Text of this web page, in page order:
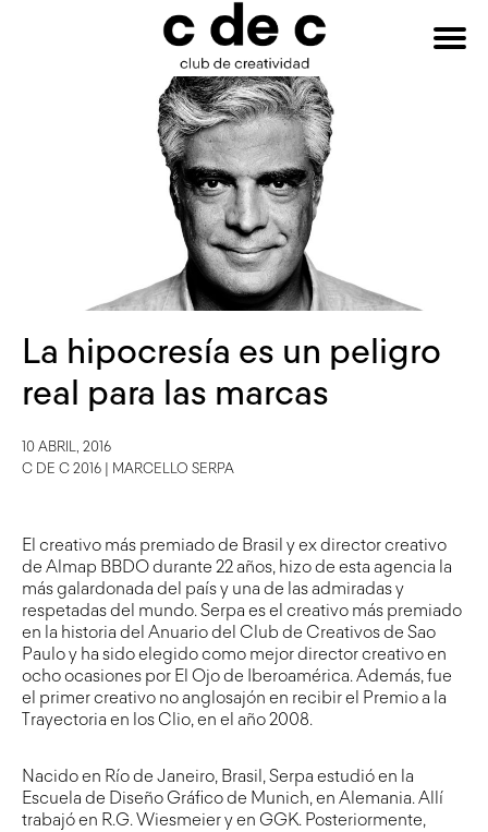
HAZTE
La hipocresía es un peligro
real para las marcas
10 ABRIL, 2016
C DE C 2016
MARCELLO SERPA
El creativo más premiado de Brasil y ex director creativo
de Almap BBDO durante 22 años, hizo de esta agencia la
más galardonada del país y una de las admiradas y
respetadas del mundo. Serpa es el creativo más premiado
en la historia del Anuario del Club de Creativos de Sao
Paulo y ha sido elegido como mejor director creativo en
ocho ocasiones por El Ojo de Iberoamérica. Además, fue
el primer creativo no anglosajón en recibir el Premio a la
Trayectoria en los Clio, en el año 2008.
Nacido en Río de Janeiro, Brasil, Serpa estudió en la
Escuela de Diseño Gráfico de Munich, en Alemania. Allí
trabajó en R.G. Wiesmeier y en GGK. Posteriormente,